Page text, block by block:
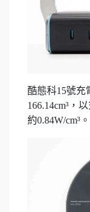
酷態科15號充
166.14cm³，
約0.84W/cm³。